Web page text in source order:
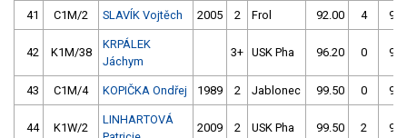
41 C1M/2 SLAVÍK Vojtěch 2005 2 Frol 92.00 4
42 K1M/38
KRPÁLEK
Jáchym
3+ USK Pha 96.20 0
43 C1M/4 KOPIČKA Ondřej 1989 2 Jablonec 99.50 0
44 K1W/2
LINHARTOVÁ
2009 2 USK Pha 99.50 2